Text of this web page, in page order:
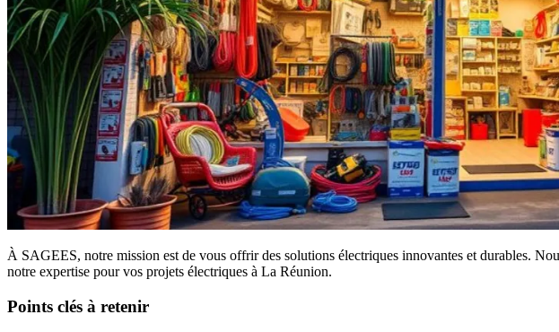
À SAGEES, notre mission est de vous offrir des solutions électriques innovantes et durables.
notre expertise pour vos projets électriques à La Réunion.
Points clés à retenir